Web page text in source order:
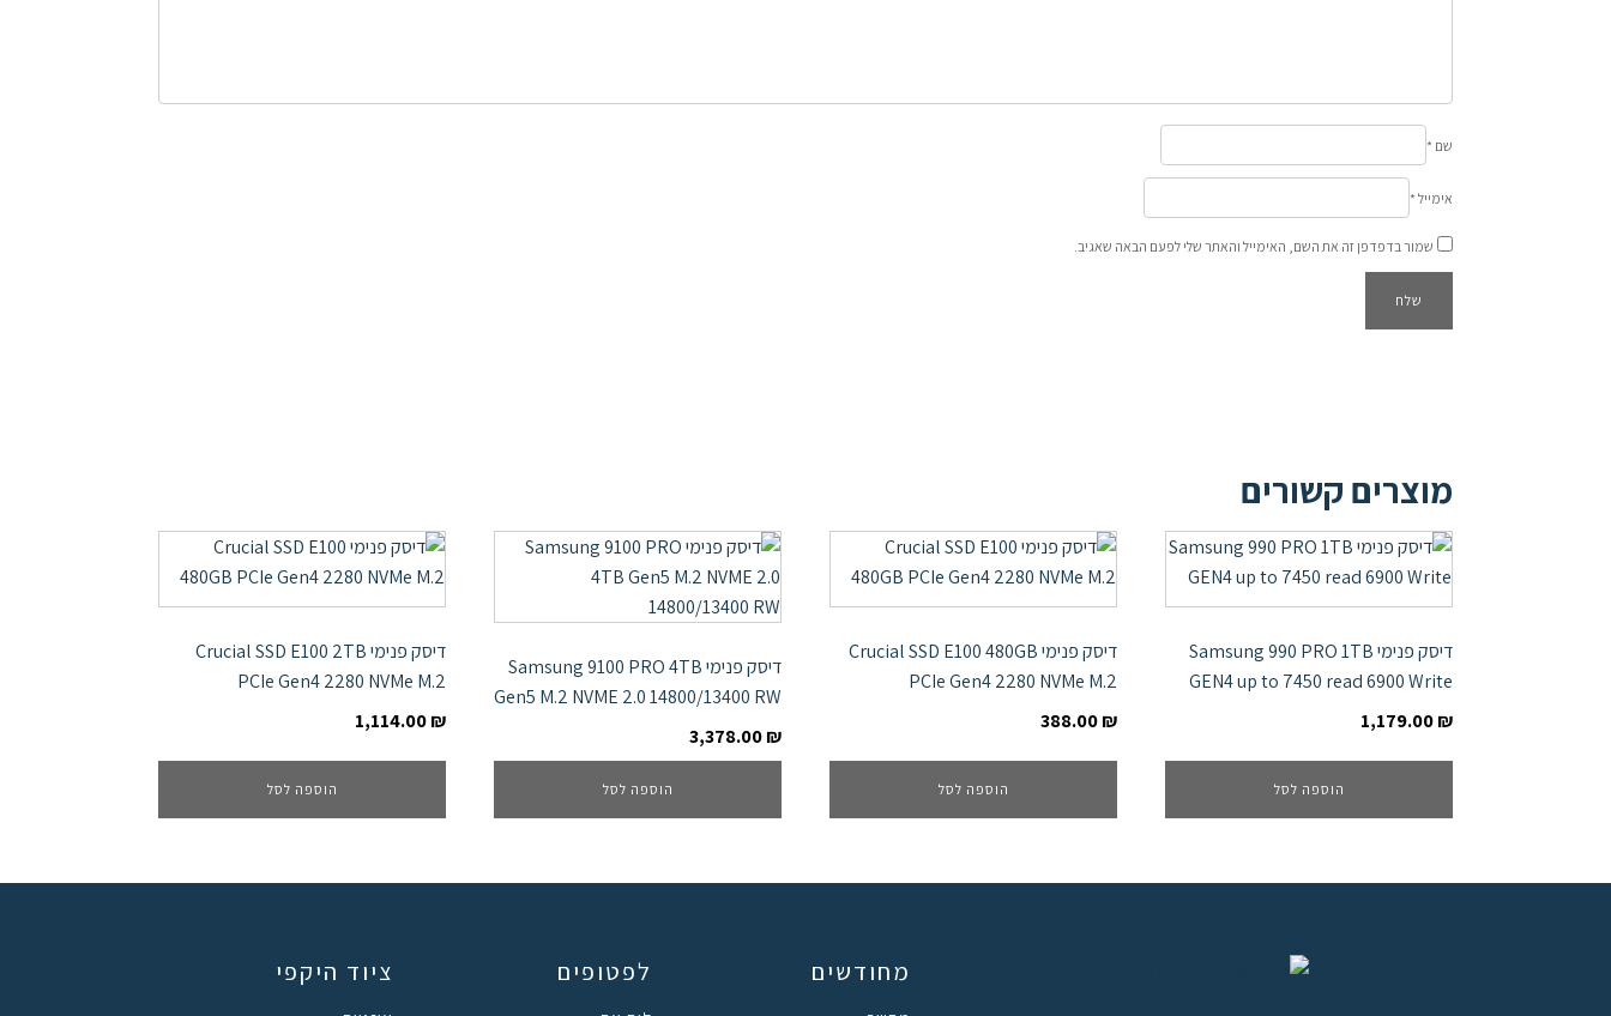
שם *
אימייל *
שמור בדפדפן זה את השם, האימייל והאתר שלי לפעם הבאה שאגיב.
מוצרים קשורים
דיסק פנימי Samsung 990 PRO 1TB
GEN4 up to 7450 read 6900 Write
1,179.00₪
הוספה לסל
דיסק פנימי Crucial SSD E100 480GB
PCIe Gen4 2280 NVMe M.2
388.00₪
הוספה לסל
דיסק פנימי Samsung 9100 PRO 4TB
Gen5 M.2 NVME 2.0 14800/13400 RW
3,378.00₪
הוספה לסל
דיסק פנימי Crucial SSD E100 2TB
PCIe Gen4 2280 NVMe M.2
1,114.00₪
הוספה לסל
מחודשים לפטופים ציוד היקפי